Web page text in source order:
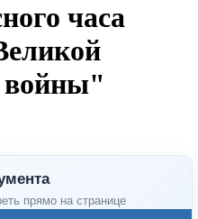
часа
войны"
прямо на странице